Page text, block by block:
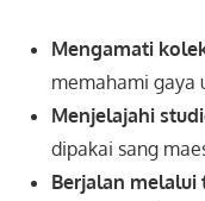
Mengamati
memahami gaya
Menjelajahi
dipakai sang
Berjalan melalui